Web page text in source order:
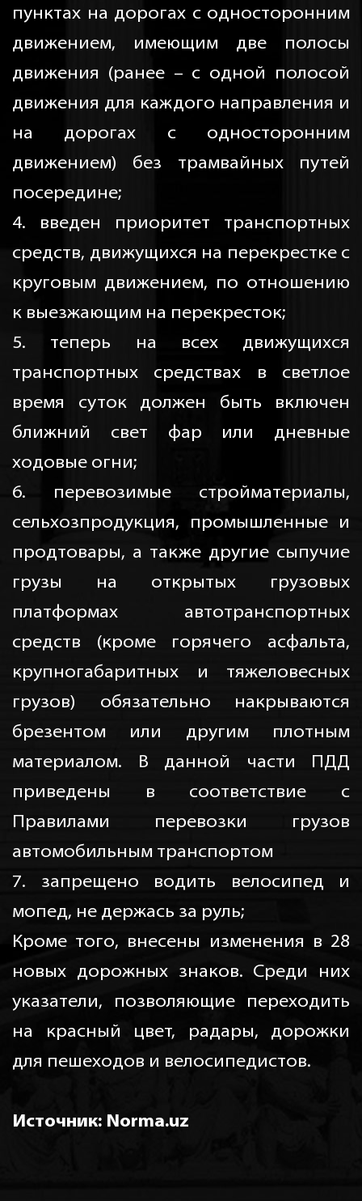
пунктах на дорогах с односторонним
движением, имеющим две полосы
движения (ранее – с одной полосой
движения для каждого направления и
на дорогах с односторонним
движением) без трамвайных путей
посередине;
4. введен приоритет транспортных
средств, движущихся на перекрестке с
круговым движением, по отношению
к выезжающим на перекресток;
5. теперь на всех движущихся
транспортных средствах в светлое
время суток должен быть включен
ближний свет фар или дневные
ходовые огни;
6. перевозимые стройматериалы,
сельхозпродукция, промышленные и
продтовары, а также другие сыпучие
грузы на открытых грузовых
платформах автотранспортных
средств (кроме горячего асфальта,
крупногабаритных и тяжеловесных
грузов) обязательно накрываются
брезентом или другим плотным
материалом. В данной части ПДД
приведены в соответствие с
Правилами перевозки грузов
автомобильным транспортом
7. запрещено водить велосипед и
мопед, не держась за руль;
Кроме того, внесены изменения в 28
новых дорожных знаков. Среди них
указатели, позволяющие переходить
на красный цвет, радары, дорожки
для пешеходов и велосипедистов.
Источник: Norma.uz